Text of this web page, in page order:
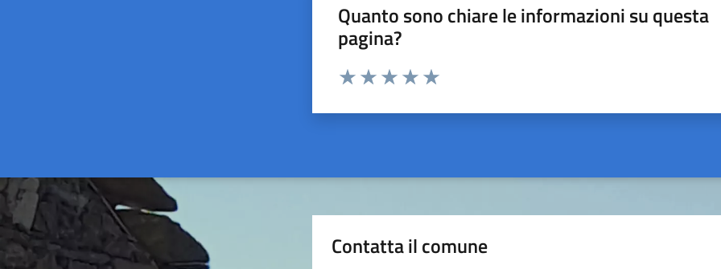
Quanto sono chiare le informazioni su questa
pagina?
Valuta da 1 a 5 stelle la pagina
Contatta il comune